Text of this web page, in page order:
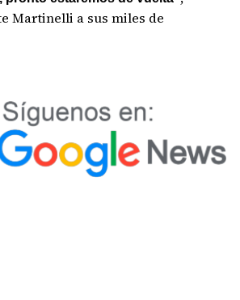
Martinelli a sus miles de